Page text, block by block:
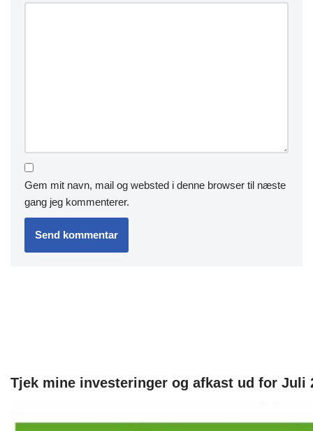
Gem mit navn, mail og websted i denne browser til næste
gang jeg kommenterer.
Tjek mine investeringer og afkast ud for Juli